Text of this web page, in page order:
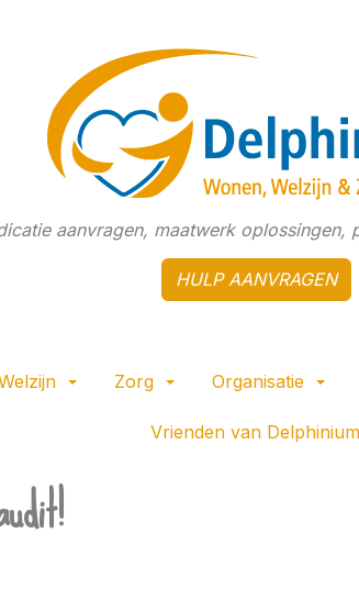
aanvragen, maatwerk oplossingen,
HULP AANVRAGEN
Zorg Organisatie
Vrienden van Delphinium